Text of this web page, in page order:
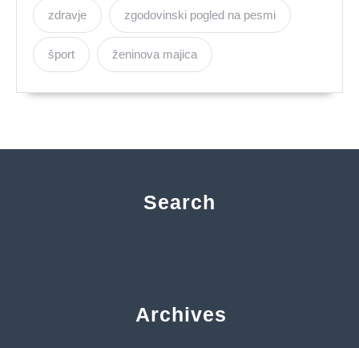
zdravje zgodovinski pogled na pesmi
šport ženinova majica
Search
Archives